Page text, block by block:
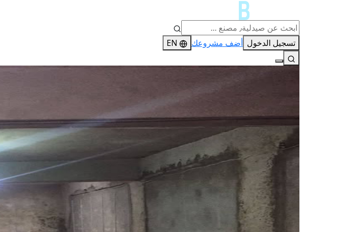
تسجيل الدخول أضف مشروعك EN